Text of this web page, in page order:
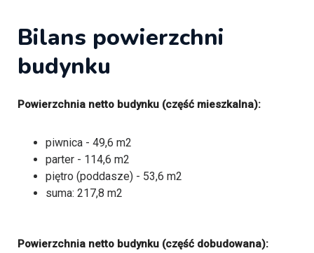
Bilans powierzchni
budynku
Powierzchnia netto budynku (część mieszkalna):
piwnica - 49,6 m2
parter - 114,6 m2
piętro (poddasze) - 53,6 m2
suma: 217,8 m2
Powierzchnia netto budynku (część dobudowana):